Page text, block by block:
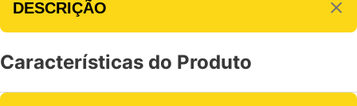
DESCRIÇÃO
Características do Produto